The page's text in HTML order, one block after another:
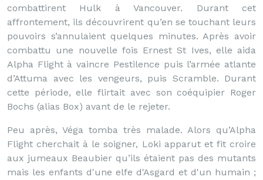
combattirent Hulk à Vancouver. Durant cet
affrontement, ils découvrirent qu’en se touchant leurs
pouvoirs s’annulaient quelques minutes. Après avoir
combattu une nouvelle fois Ernest St Ives, elle aida
Alpha Flight à vaincre Pestilence puis l’armée atlante
d’Attuma avec les vengeurs, puis Scramble. Durant
cette période, elle flirtait avec son coéquipier Roger
Bochs (alias Box) avant de le rejeter.
Peu après, Véga tomba très malade. Alors qu’Alpha
Flight cherchait à le soigner, Loki apparut et fit croire
aux jumeaux Beaubier qu’ils étaient pas des mutants
mais les enfants d'une elfe d'Asgard et d'un humain ;